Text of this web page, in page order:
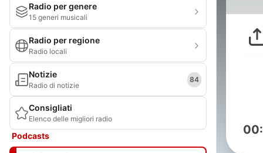
Radio per genere
15 generi musicali
Radio per regione
Radio locali
Notizie
Radio di notizie
84
Consigliati
Elenco delle migliori radio
Podcasts